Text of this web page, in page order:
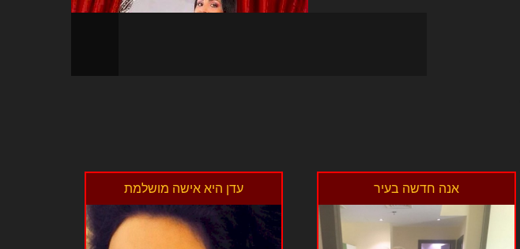
אנה חדשה בעיר עדן היא אישה מושלמת